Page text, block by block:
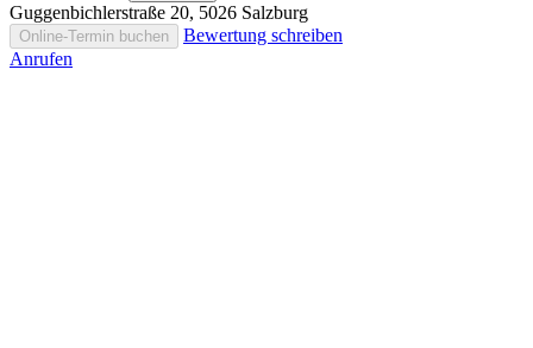
Guggenbichlerstraße 20, 5026 Salzburg
Online-Termin buchen
Bewertung schreiben
Anrufen